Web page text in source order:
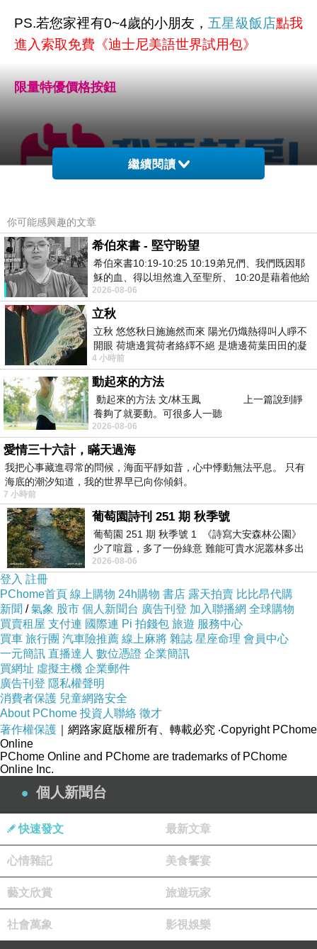
PS.若您家裡有0~4歲的小朋友， 五星級飯店點我
進入索取免費《迪士尼美語世界試用包》
限量特優價格按鈕
繼續閱讀
你可能感興趣的文章
希伯來書 - 堅守盼望
希伯來書10:19-10:25 10:19弟兄們、我們既因耶
穌的血、得以坦然進入至聖所、 10:20是藉着他給
我們開了一條又新又活的路從幔子經過
2026-08-06
立秋
立秋 悠悠秋日施施然而來 陽光仍熾熱得叫人睜不
開眼 荷塘邊賞荷者絡繹不絕 是塘邊荷葉田田的凝
望 風中飄逸的是映日荷花別樣紅
4 小時前
動起來的方法
動起來的方法 文/林玉鳳 上一篇說到靜
養夠了就要動。可很多人一聽
2026-08-06
愛情三十六計，瞞天過海
我把心事藏進尋常的問候，海面平靜如昔，心中悸動無法平息。 只有
海底的潮汐知道，我的世界早已向你傾斜。
7 小時前
葡萄園詩刊 251 期 秋季號
葡萄園 251 期 秋季號 1 《詩寫大安森林公園》
少了喧囂，多了一份綠意 難能可貴水泥叢林多出
一
2026-08-06
登入 註冊
PChome首頁 線上購物 24h購物 書店 露天拍賣 比比昂代購
新聞 /氣象 股市 個人新聞台 廣告刊登 加入聯播網 全球購物
買賣租屋 支付連 國際連 Pi 拍錢包 旅遊 服務中心
買車 旅行團 汽車險推薦 線上麻將 雜誌 星座命理 會員中心
一元簡訊 直播達人 數位憑證 企業簡訊
買網址 虛擬主機 企業郵件
廣告刊登 隱私權聲明
消費者保護 兒童網路安全
About PChome 投資人聯絡 徵才
著作權保護 ｜網路家庭版權所有、轉載必究 ‧Copyright PChome
Online
PChome Online and PChome are trademarks of PChome
Online Inc.
個人新聞台
快速發文 最新文章
心情雜記 美食饗宴
藝文欣賞 旅遊玩家
社會萬象 影視娛樂